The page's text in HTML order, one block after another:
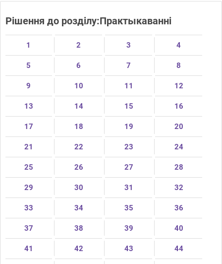
Рішення до розділу:Практыкаванні
1 2 3 4
5 6 7 8
9 10 11 12
13 14 15 16
17 18 19 20
21 22 23 24
25 26 27 28
29 30 31 32
33 34 35 36
37 38 39 40
41 42 43 44